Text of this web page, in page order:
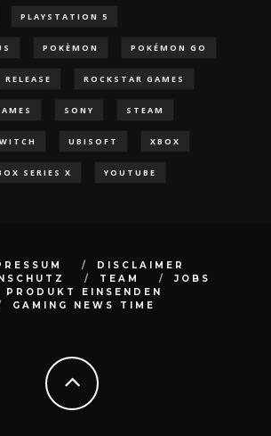
PLAYSTATION 5
POKÈMON POKÉMON GO
RELEASE ROCKSTAR GAMES
SONY STEAM
UBISOFT XBOX
SERIES X YOUTUBE
DISCLAIMER
TEAM
JOBS
PRODUKT EINSENDEN
GAMING NEWS TIME